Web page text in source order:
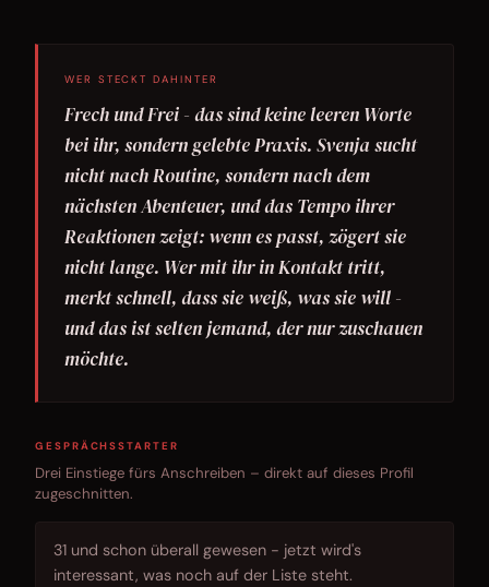
WER STECKT DAHINTER
Frech und Frei - das sind keine leeren Worte
bei ihr, sondern gelebte Praxis. Svenja sucht
nicht nach Routine, sondern nach dem
nächsten Abenteuer, und das Tempo ihrer
Reaktionen zeigt: wenn es passt, zögert sie
nicht lange. Wer mit ihr in Kontakt tritt,
merkt schnell, dass sie weiß, was sie will -
und das ist selten jemand, der nur zuschauen
möchte.
GESPRÄCHSSTARTER
Drei Einstiege fürs Anschreiben – direkt auf dieses Profil
zugeschnitten.
31 und schon überall gewesen - jetzt wird's
interessant, was noch auf der Liste steht.